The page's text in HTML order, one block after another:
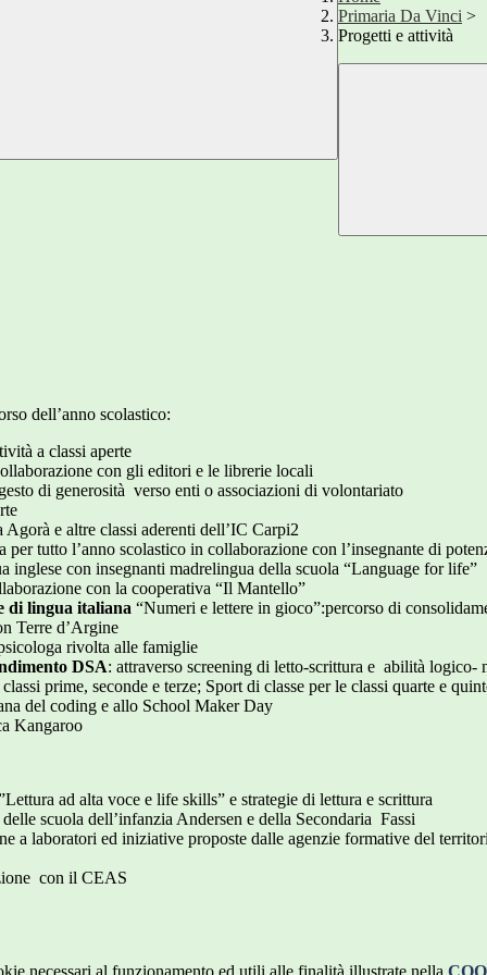
Primaria Da Vinci >
Progetti e attività
dell’anno scolastico:
a classi aperte
con gli editori e le librerie locali
di generosità verso enti o associazioni di volontariato
e altre classi aderenti dell’IC Carpi2
per tutto l’anno scolastico in collaborazione con l’insegnante di
inglese con insegnanti madrelingua della scuola “Language for life”
con la cooperativa “Il Mantello”
di lingua italiana “Numeri e lettere in gioco”:percorso di
Terre d’Argine
rivolta alle famiglie
DSA: attraverso screening di letto-scrittura e abilità logico-
prime, seconde e terze; Sport di classe per le classi quarte e
del coding e allo School Maker Day
Kangaroo
ad alta voce e life skills” e strategie di lettura e scrittura
scuola dell’infanzia Andersen e della Secondaria Fassi
a laboratori ed iniziative proposte dalle agenzie formative del
con il CEAS